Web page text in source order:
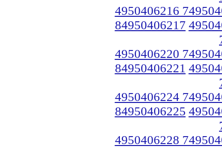
4950406216
84950406217
4950406220
84950406221
4950406224
84950406225
4950406228